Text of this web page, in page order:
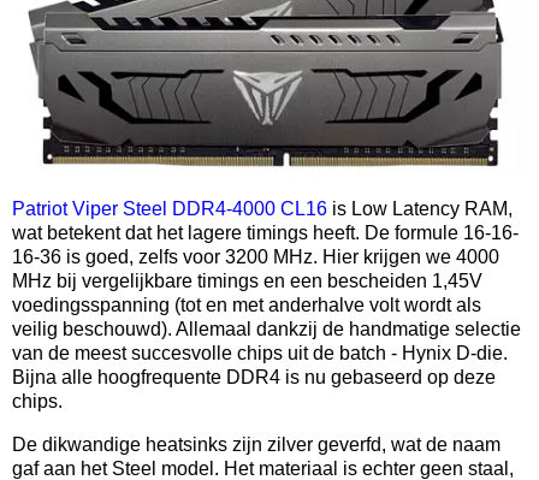
Patriot Viper Steel DDR4-4000 CL16 is Low Latency RAM,
wat betekent dat het lagere timings heeft. De formule 16-16-
16-36 is goed, zelfs voor 3200 MHz. Hier krijgen we 4000
MHz bij vergelijkbare timings en een bescheiden 1,45V
voedingsspanning (tot en met anderhalve volt wordt als
veilig beschouwd). Allemaal dankzij de handmatige selectie
van de meest succesvolle chips uit de batch - Hynix D-die.
Bijna alle hoogfrequente DDR4 is nu gebaseerd op deze
chips.
De dikwandige heatsinks zijn zilver geverfd, wat de naam
gaf aan het Steel model. Het materiaal is echter geen staal,